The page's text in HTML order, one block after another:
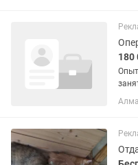
180
вы